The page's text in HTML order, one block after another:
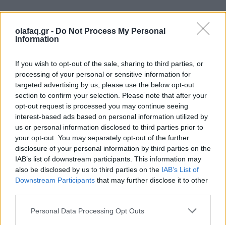
olafaq.gr - Do Not Process My Personal
Information
If you wish to opt-out of the sale, sharing to third parties, or
processing of your personal or sensitive information for
targeted advertising by us, please use the below opt-out
section to confirm your selection. Please note that after your
opt-out request is processed you may continue seeing
interest-based ads based on personal information utilized by
us or personal information disclosed to third parties prior to
your opt-out. You may separately opt-out of the further
disclosure of your personal information by third parties on the
IAB’s list of downstream participants. This information may
also be disclosed by us to third parties on the IAB’s List of
Downstream Participants that may further disclose it to other
Personal Data Processing Opt Outs
Events
Παπαστράτος: 95 χρόνια ιστορίας με το
βλέμμα στραμμένο στο «επόμενο»
28.05.26
Με αφετηρία τον Πειραιά του 1931 και πυξίδα το μέλλον, η
Παπαστράτος γιόρτασε τα 95 χρόνια της και παρουσίασε το
FutuReady Greece.